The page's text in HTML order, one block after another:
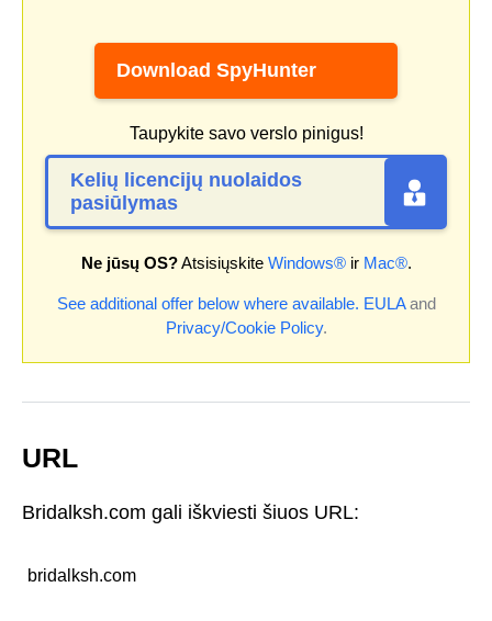
Download SpyHunter
Taupykite savo verslo pinigus!
Kelių licencijų nuolaidos
pasiūlymas
Ne jūsų OS?Atsisiųskite Windows®ir Mac®.
See additional offer below where available. EULAand
Privacy/Cookie Policy.
URL
Bridalksh.com gali iškviesti šiuos URL:
bridalksh.com